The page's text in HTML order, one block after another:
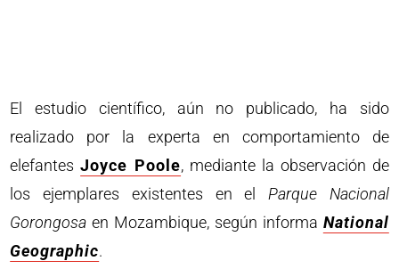
El estudio científico, aún no publicado, ha sido
realizado por la experta en comportamiento de
elefantesJoyce Poole, mediante la observación de
los ejemplares existentes en el Parque Nacional
Gorongosa en Mozambique, según informa National
Geographic.